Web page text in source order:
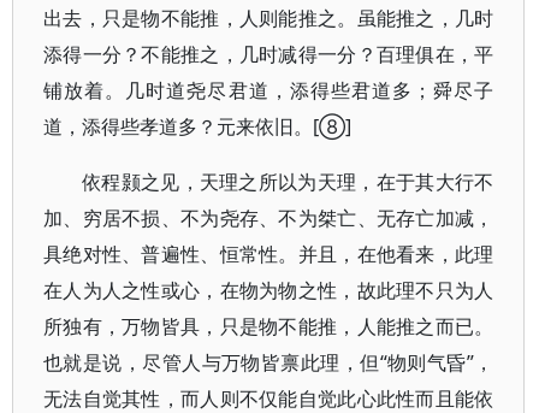
出去，只是物不能推，人则能推之。虽能推之，几时
添得一分？不能推之，几时减得一分？百理俱在，平
铺放着。几时道尧尽君道，添得些君道多；舜尽子
道，添得些孝道多？元来依旧。[⑧]
依程颢之见，天理之所以为天理，在于其大行不
加、穷居不损、不为尧存、不为桀亡、无存亡加减，
具绝对性、普遍性、恒常性。并且，在他看来，此理
在人为人之性或心，在物为物之性，故此理不只为人
所独有，万物皆具，只是物不能推，人能推之而已。
也就是说，尽管人与万物皆禀此理，但“物则气昏”，
无法自觉其性，而人则不仅能自觉此心此性而且能依